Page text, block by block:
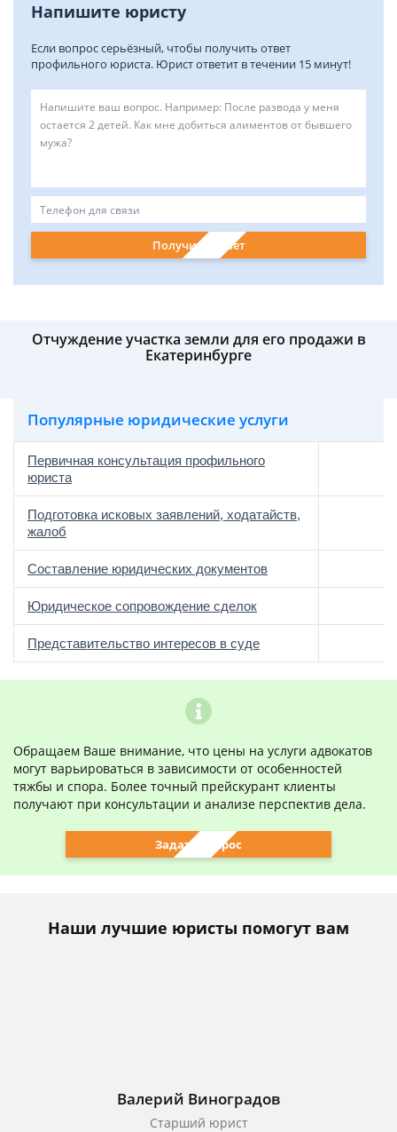
Напишите юристу
Если вопрос серьёзный, чтобы получить ответ
профильного юриста. Юрист ответит в течении 15 минут!
Получить ответ
Отчуждение участка земли для его продажи в
Екатеринбурге
Популярные юридические услуги
Первичная консультация профильного
юриста
Подготовка исковых заявлений, ходатайств,
жалоб
Составление юридических документов
Юридическое сопровождение сделок
Представительство интересов в суде
Обращаем Ваше внимание, что цены на услуги адвокатов
могут варьироваться в зависимости от особенностей
тяжбы и спора. Более точный прейскурант клиенты
получают при консультации и анализе перспектив дела.
Задать вопрос
Наши лучшие юристы помогут вам
Валерий Виноградов
Старший юрист